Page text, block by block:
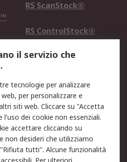
RS ScanStock®
RS ControlStock®
Informativa Privacy -
Aggiornata
Termini d'uso
Condizioni generali di
servizio
il servizio che
tecnologie per analizzare
per personalizzare e
siti web. Cliccare su "Accetta
dei cookie non essenziali.
accettare cliccando su
non desideri che utilizziamo
tutti". Alcune funzionalità